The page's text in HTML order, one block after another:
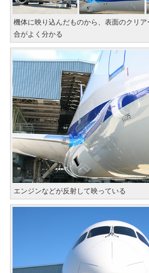
機体に映り込んだものから、表面のクリ
合がよく分かる
エンジンなどが反射して映っている